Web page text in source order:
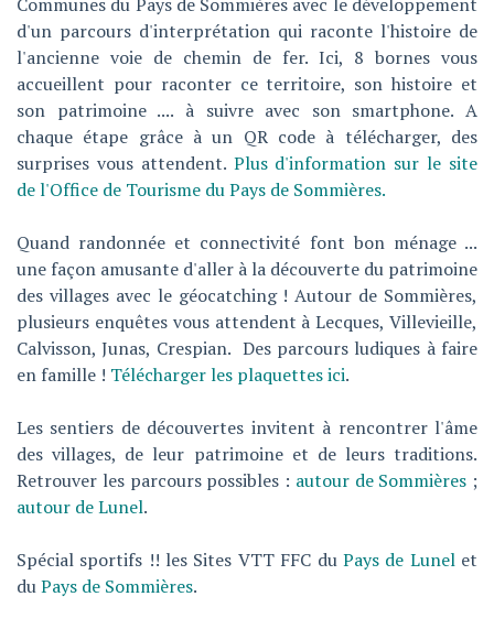
d'un parcours d'interprétation qui raconte l'histoire de
l'ancienne voie de chemin de fer. Ici, 8 bornes vous
accueillent pour raconter ce territoire, son histoire et
son patrimoine .... à suivre avec son smartphone. A
chaque étape grâce à un QR code à télécharger, des
surprises vous attendent. Plus d'information sur le site
de l'Office de Tourisme du Pays de Sommières.
Quand randonnée et connectivité font bon ménage ...
une façon amusante d'aller à la découverte du patrimoine
des villages avec le géocatching ! Autour de Sommières,
plusieurs enquêtes vous attendent à Lecques, Villevieille,
Calvisson, Junas, Crespian. Des parcours ludiques à faire
en famille ! Télécharger les plaquettes ici.
Les sentiers de découvertes invitent à rencontrer l'âme
des villages, de leur patrimoine et de leurs traditions.
Retrouver les parcours possibles : autour de Sommières ;
autour de Lunel.
Spécial sportifs !! les Sites VTT FFC du Pays de Lunelet
duPays de Sommières.